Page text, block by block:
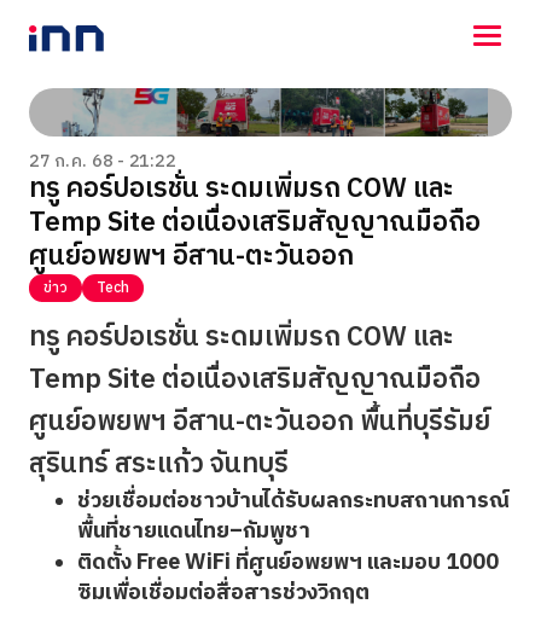
NEWS
ENTERTAINMENT
LIFESTYLE
HOROSCOPE
LOTTERY
VIDEO
ร่วมด้วยช่วยกัน
27 ก.ค. 68 - 21:22
ทรู คอร์ปอเรชั่น ระดมเพิ่มรถ COW และ
Temp Site ต่อเนื่องเสริมสัญญาณมือถือ
ศูนย์อพยพฯ อีสาน-ตะวันออก
ข่าว Tech
ทรู คอร์ปอเรชั่น ระดมเพิ่มรถ COW และ
Temp Site ต่อเนื่องเสริมสัญญาณมือถือ
ศูนย์อพยพฯ อีสาน-ตะวันออก พื้นที่บุรีรัมย์
สุรินทร์ สระแก้ว จันทบุรี
ช่วยเชื่อมต่อชาวบ้านได้รับผลกระทบสถานการณ์
พื้นที่ชายแดนไทย–กัมพูชา
ติดตั้ง Free WiFi ที่ศูนย์อพยพฯ และมอบ 1000
ซิมเพื่อเชื่อมต่อสื่อสารช่วงวิกฤต